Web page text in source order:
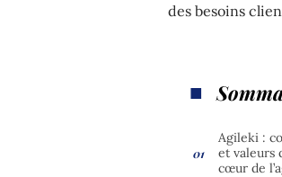
des besoins
Agileki :
et valeurs
cœur de